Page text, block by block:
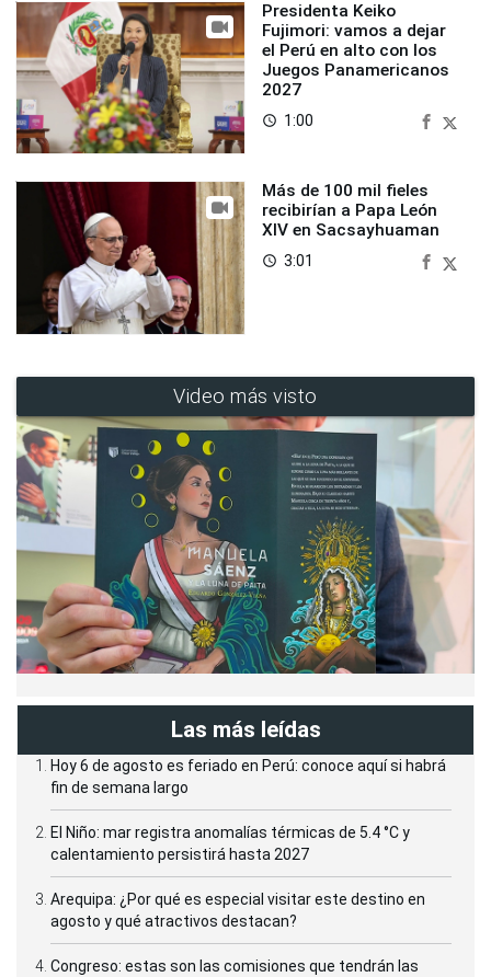
Presidenta Keiko
Fujimori: vamos a dejar
el Perú en alto con los
Juegos Panamericanos
2027
access_time 1:00
Más de 100 mil fieles
recibirían a Papa León
XIV en Sacsayhuaman
access_time 3:01
Video más visto
Las más leídas
Hoy 6 de agosto es feriado en Perú: conoce aquí si habrá
fin de semana largo
El Niño: mar registra anomalías térmicas de 5.4 °C y
calentamiento persistirá hasta 2027
Arequipa: ¿Por qué es especial visitar este destino en
agosto y qué atractivos destacan?
Congreso: estas son las comisiones que tendrán las